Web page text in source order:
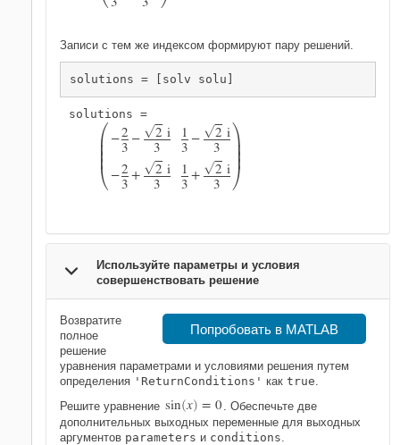
Записи с тем же индексом формируют пару решений.
solutions = [solv solu]



−2
3 − G2 i
3
−2
3+ G2 i
3
1
3 − G2 i
3
1
3+ G2 i
3


Используйте параметры и условия
совершенствовать решение
Попробовать в MATLAB
Возвратите
полное
решение
уравнения параметрами и условиями решения путем
определения 'ReturnConditions' как true
Решите уравнение sin(x) = 0
. Обеспечьте две
дополнительных выходных переменные для выходных
аргументов parameters и conditions